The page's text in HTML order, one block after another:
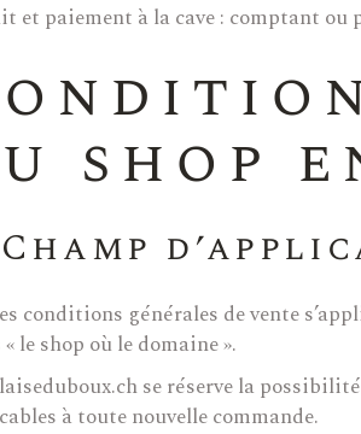
et paiement à la cave : comptant ou
shop
conditions générales de vente
le shop où le domaine ».
se réserve la
à toute nouvelle commande.